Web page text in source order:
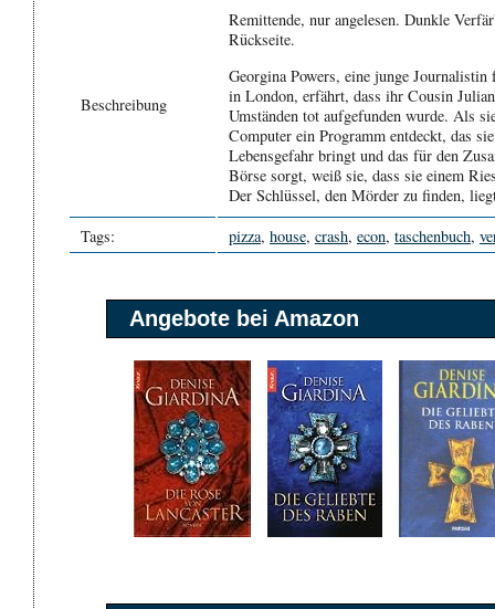
Beschreibung
Remittende, nur angelesen. Dunkle
Rückseite.
Georgina Powers, eine junge
in London, erfährt, dass ihr Cousin
Umständen tot aufgefunden wurde. Als
Computer ein Programm entdeckt, das
Lebensgefahr bringt und das für den
Börse sorgt, weiß sie, dass sie einem
Der Schlüssel, den Mörder zu finden,
Tags:
pizza, house, crash, econ, taschenbuch,
Angebote bei Amazon